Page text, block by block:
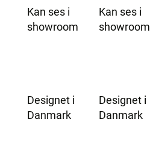
Kan ses i
showroom
Designet i
Danmark
Kan ses i
showroom
Designet i
Danmark